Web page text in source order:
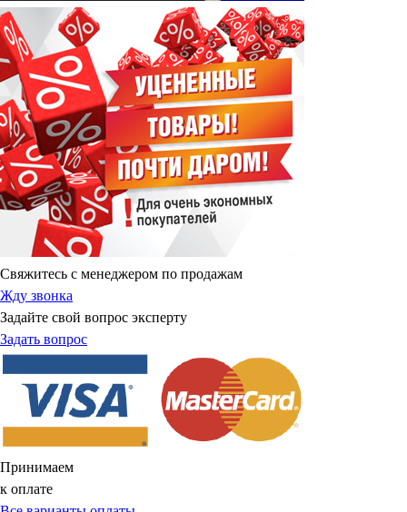
Свяжитесь с менеджером по продажам
Жду звонка
Задайте свой вопрос эксперту
Задать вопрос
Принимаем
к оплате